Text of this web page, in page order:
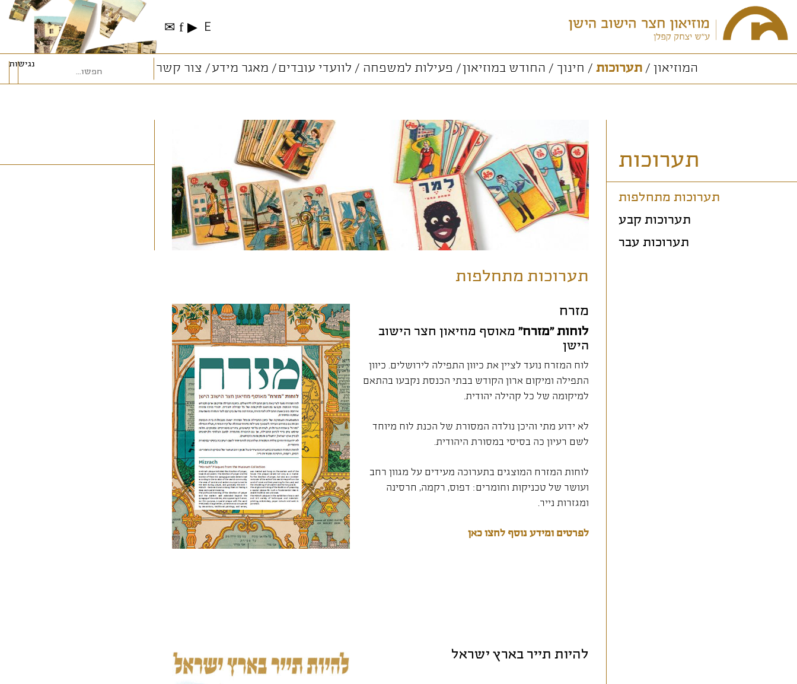
E
▶
f
✉
המוזיאון תערוכות חינוך החודש במוזיאון פעילות למשפחה לוועדי עובדים מאגר מידע צור קשר נגישות
תערוכות מתחלפות
מזרח
לוחות "מזרח" מאוסף מוזיאון חצר הישוב
הישן
לוח המזרח נועד לציין את כיוון התפילה לירושלים. כיוון
התפילה ומיקום ארון הקודש בבתי הכנסת נקבעו בהתאם
למיקומה של כל קהילה יהודית.
לא ידוע מתי והיכן נולדה המסורת של הכנת לוח מיוחד
לשם רעיון כה בסיסי במסורת היהודית.
לוחות המזרח המוצגים בתערוכה מעידים על מגוון רחב
ועושר של טכניקות וחומרים: דפוס, רקמה, חרסינה
ומגזרות נייר.
לפרטים ומידע נוסף לחצו כאן
להיות תייר בארץ ישראל
תערוכות
תערוכות מתחלפות
תערוכות קבע
תערוכות עבר